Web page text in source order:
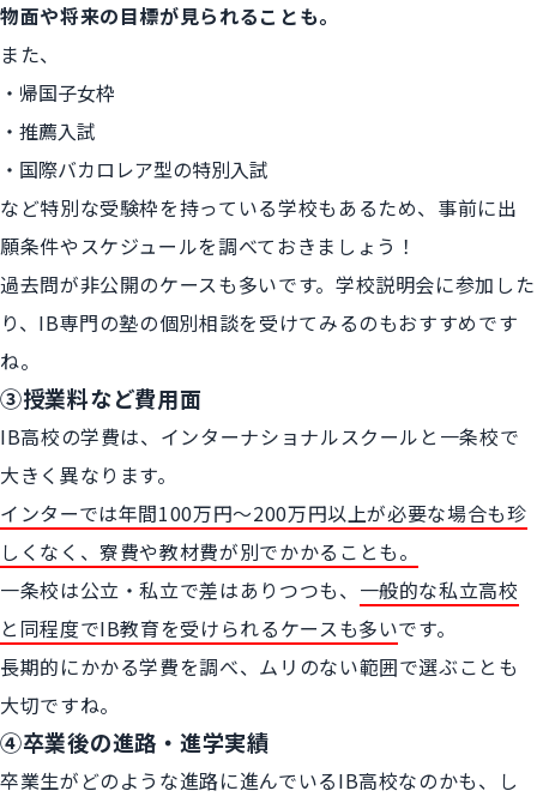
物面や将来の目標が見られることも。
また、
帰国子女枠
推薦入試
国際バカロレア型の特別入試
など特別な受験枠を持っている学校もあるため、事前に出
願条件やスケジュールを調べておきましょう！
過去問が非公開のケースも多いです。学校説明会に参加した
り、IB専門の塾の個別相談を受けてみるのもおすすめです
ね。
③授業料など費用面
IB高校の学費は、インターナショナルスクールと一条校で
大きく異なります。
インターでは年間100万円〜200万円以上が必要な場合も珍
しくなく、寮費や教材費が別でかかることも。
一条校は公立・私立で差はありつつも、 一般的な私立高校
と同程度でIB教育を受けられるケースも多いです。
長期的にかかる学費を調べ、ムリのない範囲で選ぶことも
大切ですね。
④卒業後の進路・進学実績
卒業生がどのような進路に進んでいるIB高校なのかも、し